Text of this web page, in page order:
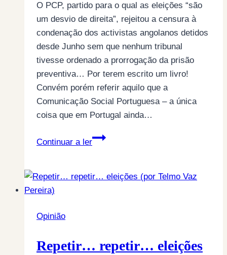
O PCP, partido para o qual as eleições “são
um desvio de direita”, rejeitou a censura à
condenação dos activistas angolanos detidos
desde Junho sem que nenhum tribunal
tivesse ordenado a prorrogação da prisão
preventiva… Por terem escrito um livro!
Convém porém referir aquilo que a
Comunicação Social Portuguesa – a única
coisa que em Portugal ainda…
Continuar a ler
Luaty
me
portugueses
Opinião
Repetir… repetir… eleições